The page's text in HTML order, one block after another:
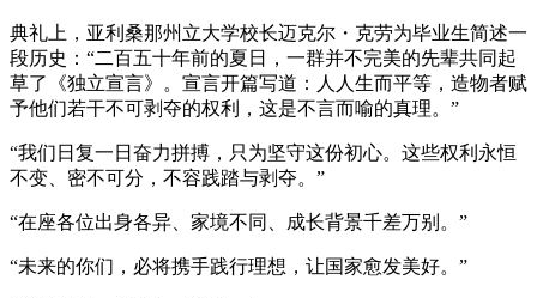
典礼上，亚利桑那州立大学校长迈克尔・克劳为毕业生简述一
段历史：“二百五十年前的夏日，一群并不完美的先辈共同起
草了《独立宣言》。宣言开篇写道：人人生而平等，造物者赋
予他们若干不可剥夺的权利，这是不言而喻的真理。”
“我们日复一日奋力拼搏，只为坚守这份初心。这些权利永恒
不变、密不可分，不容践踏与剥夺。”
“在座各位出身各异、家境不同、成长背景千差万别。”
“未来的你们，必将携手践行理想，让国家愈发美好。”